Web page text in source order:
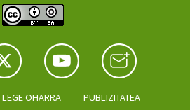
LEGE OHARRA PUBLIZITATEA